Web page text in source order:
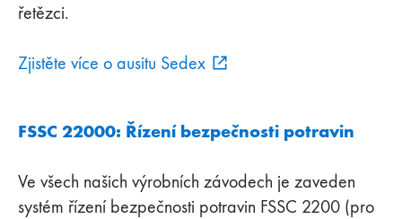
řetězci.
Zjistěte více o ausitu Sedex
FSSC 22000: Řízení bezpečnosti potravin
Ve všech našich výrobních závodech je zaveden
systém řízení bezpečnosti potravin FSSC 2200 (pro